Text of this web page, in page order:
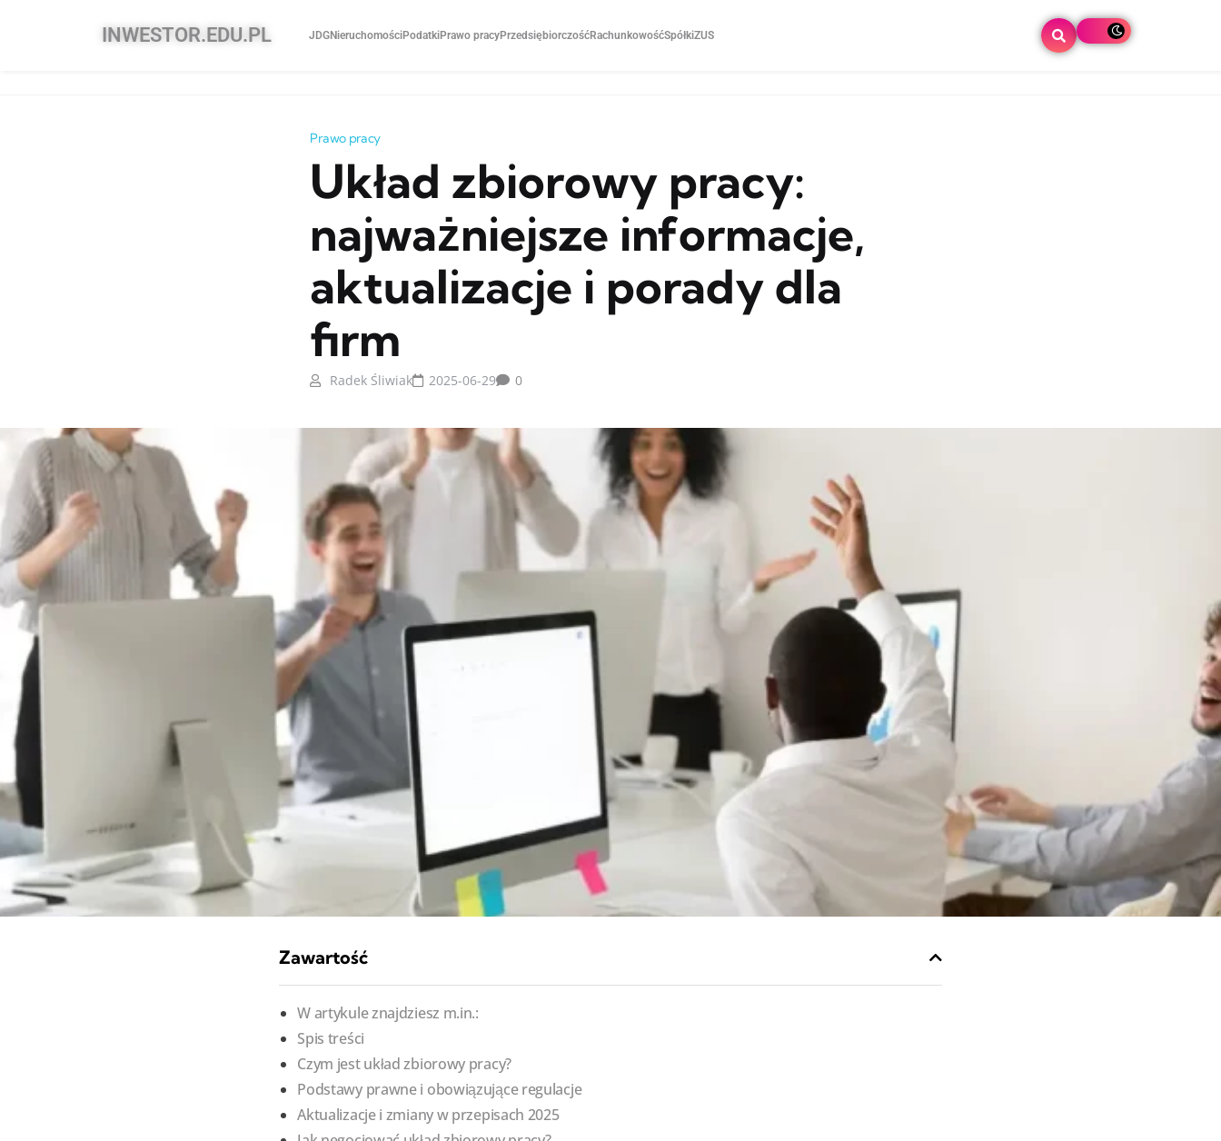
INWESTOR.EDU.PL JDGNieruchomościPodatkiPrawo pracyPrzedsiębiorczośćRachunkowośćSpółkiZUS
Prawo pracy
Układ zbiorowy pracy:
najważniejsze informacje,
aktualizacje i porady dla
firm
Radek Śliwiak 2025-06-29 0
Zawartość
W artykule znajdziesz m.in.:
Spis treści
Czym jest układ zbiorowy pracy?
Podstawy prawne i obowiązujące regulacje
Aktualizacje i zmiany w przepisach 2025